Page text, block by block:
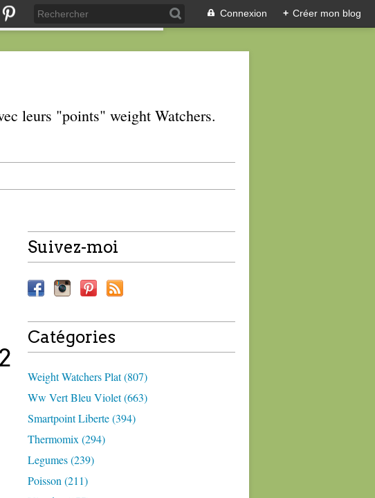
Connexion + Créer mon blog
leurs "points" weight Watchers.
Suivez-moi
Catégories
Weight Watchers Plat (807)
Ww Vert Bleu Violet (663)
Smartpoint Liberte (394)
Thermomix (294)
Legumes (239)
Poisson (211)